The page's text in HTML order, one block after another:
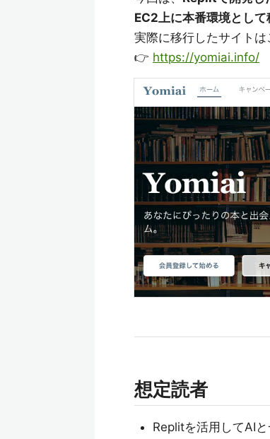
EC2上に本番環境とし
実際に移行したサイトは
👉 https://yomiai.info/
想定読者
Replitを活用してAI